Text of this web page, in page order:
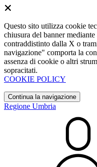
Questo sito utilizza cookie
chiusura del banner
contraddistinto dalla X o
navigazione" comporta la
assenza di cookie o altri
sopracitati.
COOKIE POLICY
Continua la navigazione
Regione Umbria